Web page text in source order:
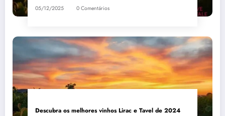
05/12/2025 0 Comentários
Descubra os melhores vinhos Lirac e Tavel de 2024